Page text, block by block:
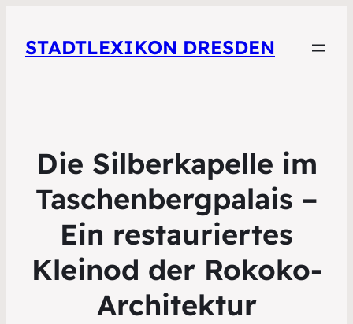
STADTLEXIKON DRESDEN
Die Silberkapelle im
Taschenbergpalais –
Ein restauriertes
Kleinod der Rokoko-
Architektur